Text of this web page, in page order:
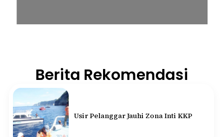
Berita Rekomendasi
Usir Pelanggar Jauhi Zona Inti KKP